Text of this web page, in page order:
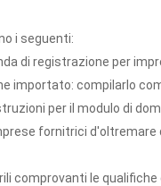
i seguenti:
di registrazione per
importato: compilarlo
per il modulo di
fornitrici d'oltremare
comprovanti le